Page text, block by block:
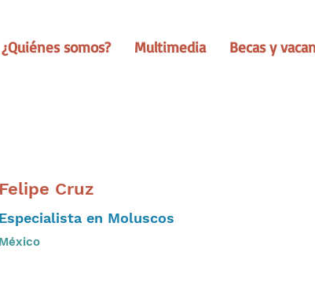
¿Quiénes somos? Multimedia Becas y
Felipe Cruz
Especialista en Moluscos
México